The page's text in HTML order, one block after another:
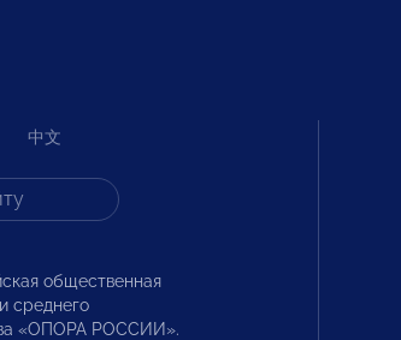
中文
общественная
среднего
«ОПОРА РОССИИ».